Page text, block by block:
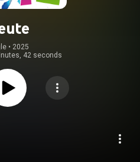
• 2025
42 seconds